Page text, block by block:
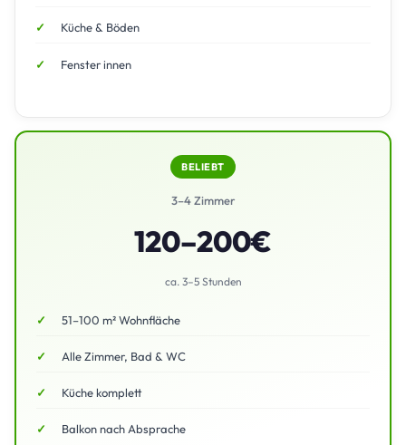
Küche & Böden
Fenster innen
BELIEBT
3–4 Zimmer
120–200€
ca. 3–5 Stunden
51–100 m² Wohnfläche
Alle Zimmer, Bad & WC
Küche komplett
Balkon nach Absprache